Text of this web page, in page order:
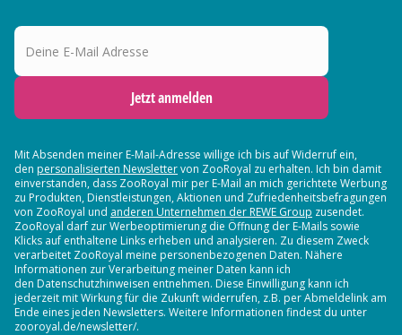
Deine E-Mail Adresse
Jetzt anmelden
Mit Absenden meiner E-Mail-Adresse willige ich bis auf Widerruf ein,
den personalisierten Newslettervon ZooRoyal zu erhalten. Ich bin damit
einverstanden, dass ZooRoyal mir per E-Mail an mich gerichtete Werbung
zu Produkten, Dienstleistungen, Aktionen und Zufriedenheitsbefragungen
von ZooRoyal und anderen Unternehmen der REWE Group zusendet.
ZooRoyal darf zur Werbeoptimierung die Öffnung der E-Mails sowie
Klicks auf enthaltene Links erheben und analysieren. Zu diesem Zweck
verarbeitet ZooRoyal meine personenbezogenen Daten. Nähere
Informationen zur Verarbeitung meiner Daten kann ich
den Datenschutzhinweisen entnehmen. Diese Einwilligung kann ich
jederzeit mit Wirkung für die Zukunft widerrufen, z.B. per Abmeldelink am
Ende eines jeden Newsletters. Weitere Informationen findest du unter
zooroyal.de/newsletter/.